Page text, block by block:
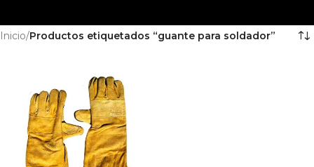
Inicio/Productos etiquetados “guante para soldador”